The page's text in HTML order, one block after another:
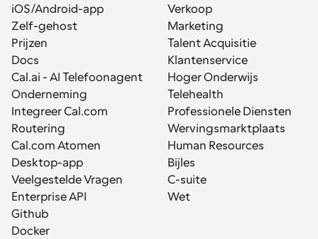
iOS/Android-app
Zelf-gehost
Prijzen
Docs
Cal.ai - AI Telefoonagent
Onderneming
Integreer Cal.com
Routering
Cal.com Atomen
Desktop-app
Veelgestelde Vragen
Enterprise API
Github
Docker
Verkoop
Marketing
Talent Acquisitie
Klantenservice
Hoger Onderwijs
Telehealth
Professionele Diensten
Wervingsmarktplaats
Human Resources
Bijles
C-suite
Wet